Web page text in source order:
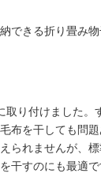
できる折り畳み物
取り付けました
布を干しても問
られませんが、
干すのにも最適